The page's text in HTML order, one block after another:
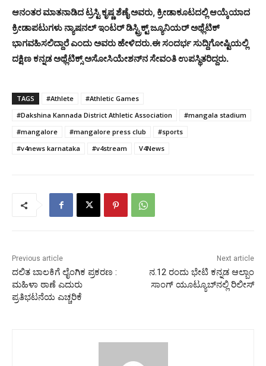
ಆನಂತರ ಮಾತನಾಡಿದ ಟ್ರಸ್ಟಿ ಕೃಷ್ಣ ಶೆಣೈ ಅವರು, ಕ್ರೀಡಾಕೂಟದಲ್ಲಿ ಆಯ್ಕೆಯಾದ
ಕ್ರೀಡಾಪಟುಗಳು ನ್ಯಾಷನಲ್ ಇಂಟರ್ ಡಿಸ್ಟ್ರಿಕ್ಟ್ ಜ್ಯೂನಿಯರ್ ಅಥ್ಲೆಟಿಕ್
ಭಾಗವಹಿಸಲಿದ್ದಾರೆ ಎಂದು ಅವರು ಹೇಳಿದರು.ಈ ಸಂದರ್ಭ ಸುದ್ದಿಗೋಷ್ಟಿಯಲ್ಲಿ
ದಕ್ಷಿಣ ಕನ್ನಡ ಅಥ್ಲೆಟಿಕ್ಸ್ ಅಸೋಸಿಯೇಶನ್‌ನ ಸೇವಂತಿ ಉಪಸ್ಥಿತರಿದ್ದರು.
TAGS #Athlete
#Athletic Games
#Dakshina Kannada District Athletic Association
#mangala stadium
#mangalore
#mangalore press club
#sports
#v4news karnataka
#v4stream V4News
Previous article
ದಲಿತ ಬಾಲಕಿಗೆ ಲೈಂಗಿಕ ಪ್ರಕರಣ :
ಮಹಿಳಾ ಠಾಣೆ ಎದುರು
ಪ್ರತಿಭಟನೆಯ ಎಚ್ಚರಿಕೆ
Next article
ನ.12 ರಂದು ಭೇಟಿ ಕನ್ನಡ ಆಲ್ಬಾಂ
ಸಾಂಗ್ ಯೂಟ್ಯೂಬ್‌ನಲ್ಲಿ ರಿಲೀಸ್